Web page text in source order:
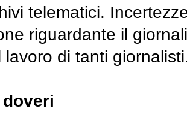
telematici.
riguardante il
lavoro di tanti